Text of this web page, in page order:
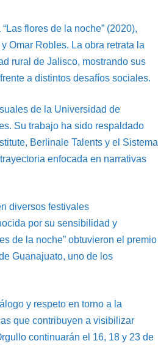
flores de la noche” (2020),
Omar Robles. La obra retrata la
rural de Jalisco, mostrando sus
a distintos desafíos sociales.
de la Universidad de
Su trabajo ha sido respaldado
Berlinale Talents y el Sistema
enfocada en narrativas
diversos festivales
por su sensibilidad y
de la noche” obtuvieron el premio
Guanajuato, uno de los
y respeto en torno a la
que contribuyen a visibilizar
continuarán el 16, 18 y 23 de